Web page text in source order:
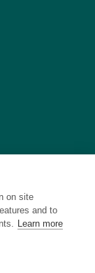
on site
and to
Learn more